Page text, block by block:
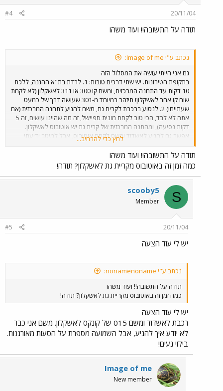
20/11/04
#4
תודה על התשובה!! ועוד משהו
נכתב ע"י Image of me:
גם אני הייתי עושה את המסלול הזה
בתקופת הטירונות. יש שתי דרכים טובות: 1. לרדת בת"א ההגנה, ללכת
10 דקות עד התחנה המרכזית, ומשם קו 300 או 311 לאשקלון (לא לקחת
שום קו אחר לאשקלון! תיזהר במיוחד מ-301 שעושה דרך של כמעט
שעתיים!) 2. לנסוע ברכבת לקרית גת, משם להגיע לתחנה המרכזית (אם
אתה לא לבד, הכי טוב לקחת מונית ספיישל, זה מה שהיינו עושים, זה 5
דקות נסיעה), ומהתנה המרכזית של קרית גת יש אוטובוס לאשקלון.
אפשר גם להגיע לאשדוד ומשם לקחת אוטובוס, אבל למיטב ידיעתי
הדרך הזאת ארוכה יותר. אני לא מכיר אף אחד שנסע ככה.
לחץ כדי להרחיב...
תודה על התשובה!! ועוד משהו
כמה זמן זה באוטובוס מקריית גת לאשקלון? תודה!
S
scooby5
Member
20/11/04
#5
יש לי עוד הצעה
נכתב ע"י nonamenoname:
תודה על התשובה!! ועוד משהו
כמה זמן זה באוטובוס מקריית גת לאשקלון? תודה!
יש לי עוד הצעה
רכבת לאשדוד ומשם 015 של קונקס לאשקלון. משם אני כבר
לא יודע איך להגיע, אבל השמועה מספרת על הסעות מאורגנות.
בילוי נעים!
Image of me
New member